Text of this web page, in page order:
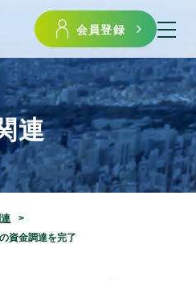
会員登録
連
資金調達を完了